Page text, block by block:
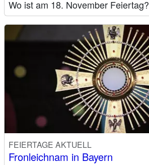
Wo ist am 18. November Feiertag?
FEIERTAGE AKTUELL
Fronleichnam in Bayern